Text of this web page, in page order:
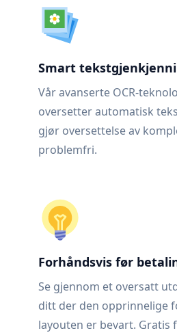
Smart
Vår avanserte OCR-
oversetter automatisk
gjør oversettelse av
problemfri.
Forhåndsvis før
Se gjennom et oversatt
ditt der den opprinnelige
layouten er bevart. Gratis